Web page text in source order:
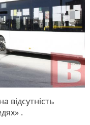
відсутність
.